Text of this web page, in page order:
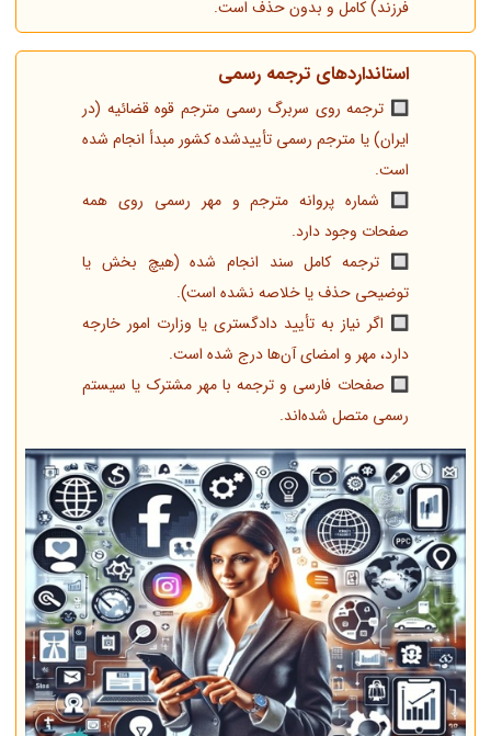
فرزند) کامل و بدون حذف است.
استانداردهای ترجمه رسمی
🔲 ترجمه روی سربرگ رسمی مترجم قوه قضائیه (در
ایران) یا مترجم رسمی تأییدشده کشور مبدأ انجام شده
است.
🔲 شماره پروانه مترجم و مهر رسمی روی همه
صفحات وجود دارد.
🔲 ترجمه کامل سند انجام شده (هیچ بخش یا
توضیحی حذف یا خلاصه نشده است).
🔲 اگر نیاز به تأیید دادگستری یا وزارت امور خارجه
دارد، مهر و امضای آن‌ها درج شده است.
🔲 صفحات فارسی و ترجمه با مهر مشترک یا سیستم
رسمی متصل شده‌اند.